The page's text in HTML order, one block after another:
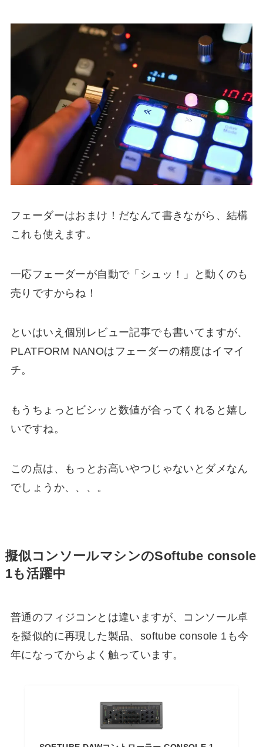
フェーダーはおまけ！だなんて書きながら、結構
これも使えます。
一応フェーダーが自動で「シュッ！」と動くのも
売りですからね！
といはいえ個別レビュー記事でも書いてますが、
PLATFORM NANOはフェーダーの精度はイマイ
チ。
もうちょっとビシッと数値が合ってくれると嬉し
いですね。
この点は、もっとお高いやつじゃないとダメなん
でしょうか、、、。
擬似コンソールマシンのSoftube console
1も活躍中
普通のフィジコンとは違いますが、コンソール卓
を擬似的に再現した製品、softube console 1も今
年になってからよく触っています。